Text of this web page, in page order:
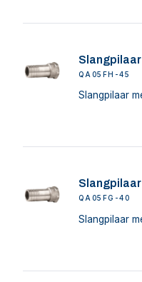
Slangpilaar
QA05FH-45
Slangpilaar
Slangpilaar
QA05FG-40
Slangpilaar